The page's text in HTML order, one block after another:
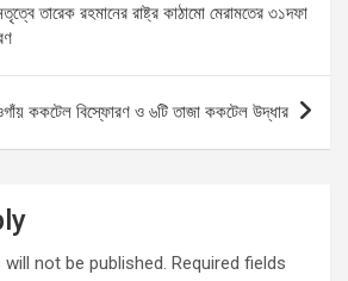
g
er
তারেক রহমানের রাষ্ট্র কাঠামো মেরামতের ৩১দফা
ককটেল বিস্ফোরণ ও ৬টি তাজা ককটেল উদ্ধার
not be published. Required fields